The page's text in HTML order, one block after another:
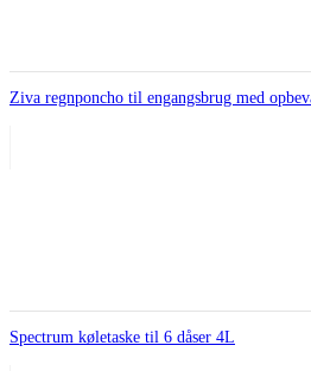
Ziva regnponcho til engangsbrug med
Spectrum køletaske til 6 dåser 4L